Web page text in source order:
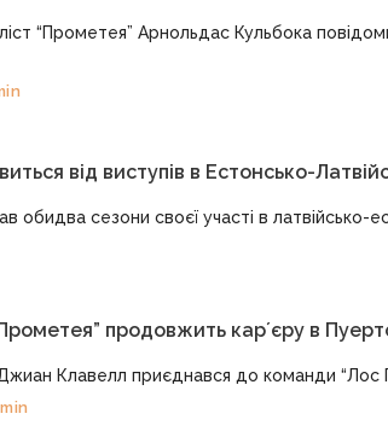
“Прометея” Арнольдас Кульбока
від виступів в Естонсько-
обидва сезони своєї участі в латвійсько-
продовжить карʼєру в
Клавелл приєднався до команди “Лос